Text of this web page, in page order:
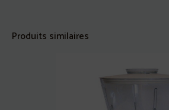
Produits similaires